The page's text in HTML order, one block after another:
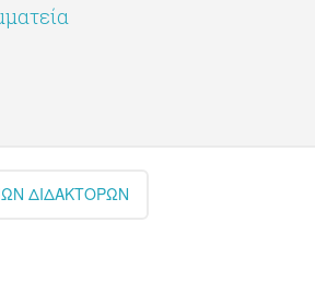
ΔΙΔΑΚΤΟΡΩΝ